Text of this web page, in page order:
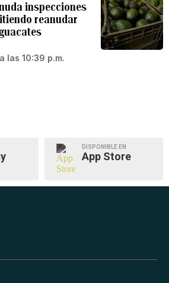
inspecciones
reanudar
las 10:39 p.m.
DISPONIBLE EN
App Store